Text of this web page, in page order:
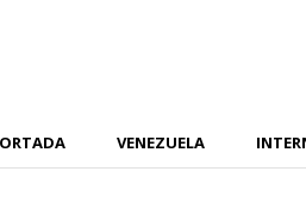
VENEZUELA